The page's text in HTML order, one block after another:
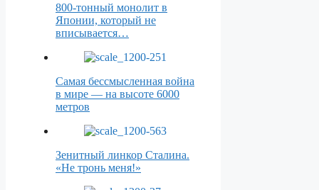
800-тонный монолит в
Японии, который не
вписывается…
Самая бессмысленная война
в мире — на высоте 6000
метров
Зенитный линкор Сталина.
«Не тронь меня!»